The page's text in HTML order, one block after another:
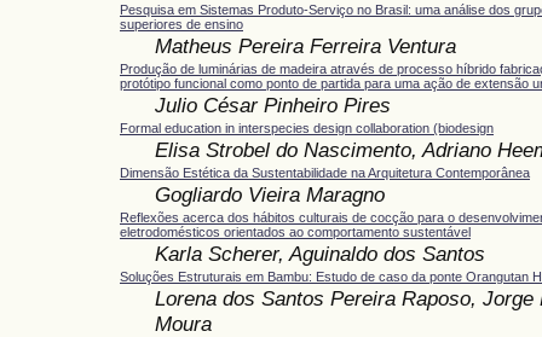
Pesquisa em Sistemas Produto-Serviço no Brasil: uma análise dos
superiores de ensino
Matheus Pereira Ferreira Ventura
Produção de luminárias de madeira através de processo híbrido
protótipo funcional como ponto de partida para uma ação de extensão
Julio César Pinheiro Pires
Formal education in interspecies design collaboration (biodesign
Elisa Strobel do Nascimento, Adriano
Dimensão Estética da Sustentabilidade na Arquitetura Contemporânea
Gogliardo Vieira Maragno
Reflexões acerca dos hábitos culturais de cocção para o
eletrodomésticos orientados ao comportamento sustentável
Karla Scherer, Aguinaldo dos Santos
Soluções Estruturais em Bambu: Estudo de caso da ponte Orangutan
Lorena dos Santos Pereira Raposo, Jorge
Moura